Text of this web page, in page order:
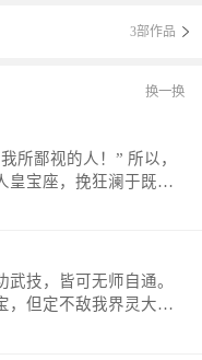
3部作品
换一换
视的人！” 所以，
皇宝座，挽狂澜于既
无上的传说！ 微信
weibo.com/u/25284575
家关注。
技，皆可无师自通。
，但定不敌我界灵大